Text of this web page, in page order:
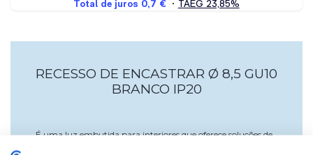
RECESSO DE ENCASTRAR Ø 8,5 GU10
BRANCO IP20
É uma luz embutida para interiores que oferece soluções de